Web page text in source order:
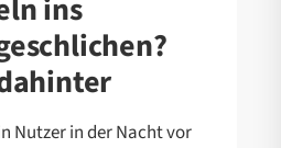
ins
Nutzer in der Nacht vor